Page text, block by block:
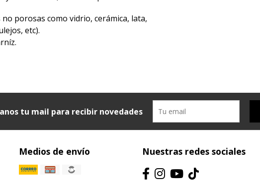
porosas como vidrio, cerámica, lata,
etc).
tu mail para recibir novedades
Medios de envío Nuestras redes sociales